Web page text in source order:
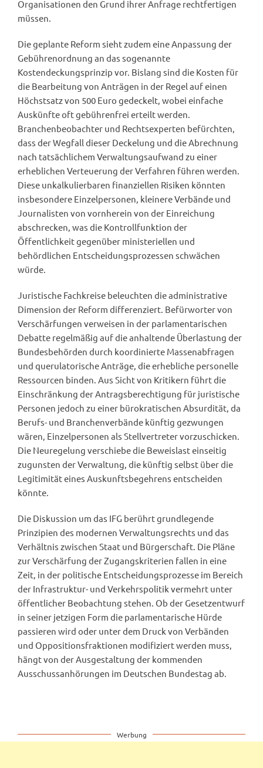
Organisationen den Grund ihrer Anfrage rechtfertigen
müssen.
Die geplante Reform sieht zudem eine Anpassung der
Gebührenordnung an das sogenannte
Kostendeckungsprinzip vor. Bislang sind die Kosten für
die Bearbeitung von Anträgen in der Regel auf einen
Höchstsatz von 500 Euro gedeckelt, wobei einfache
Auskünfte oft gebührenfrei erteilt werden.
Branchenbeobachter und Rechtsexperten befürchten,
dass der Wegfall dieser Deckelung und die Abrechnung
nach tatsächlichem Verwaltungsaufwand zu einer
erheblichen Verteuerung der Verfahren führen werden.
Diese unkalkulierbaren finanziellen Risiken könnten
insbesondere Einzelpersonen, kleinere Verbände und
Journalisten von vornherein von der Einreichung
abschrecken, was die Kontrollfunktion der
Öffentlichkeit gegenüber ministeriellen und
behördlichen Entscheidungsprozessen schwächen
würde.
Juristische Fachkreise beleuchten die administrative
Dimension der Reform differenziert. Befürworter von
Verschärfungen verweisen in der parlamentarischen
Debatte regelmäßig auf die anhaltende Überlastung der
Bundesbehörden durch koordinierte Massenabfragen
und querulatorische Anträge, die erhebliche personelle
Ressourcen binden. Aus Sicht von Kritikern führt die
Einschränkung der Antragsberechtigung für juristische
Personen jedoch zu einer bürokratischen Absurdität, da
Berufs- und Branchenverbände künftig gezwungen
wären, Einzelpersonen als Stellvertreter vorzuschicken.
Die Neuregelung verschiebe die Beweislast einseitig
zugunsten der Verwaltung, die künftig selbst über die
Legitimität eines Auskunftsbegehrens entscheiden
könnte.
Die Diskussion um das IFG berührt grundlegende
Prinzipien des modernen Verwaltungsrechts und das
Verhältnis zwischen Staat und Bürgerschaft. Die Pläne
zur Verschärfung der Zugangskriterien fallen in eine
Zeit, in der politische Entscheidungsprozesse im Bereich
der Infrastruktur- und Verkehrspolitik vermehrt unter
öffentlicher Beobachtung stehen. Ob der Gesetzentwurf
in seiner jetzigen Form die parlamentarische Hürde
passieren wird oder unter dem Druck von Verbänden
und Oppositionsfraktionen modifiziert werden muss,
hängt von der Ausgestaltung der kommenden
Ausschussanhörungen im Deutschen Bundestag ab.
Werbung